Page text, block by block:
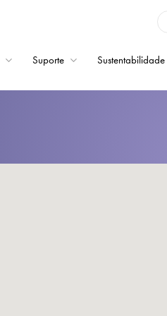
Suporte Sustentabilidade